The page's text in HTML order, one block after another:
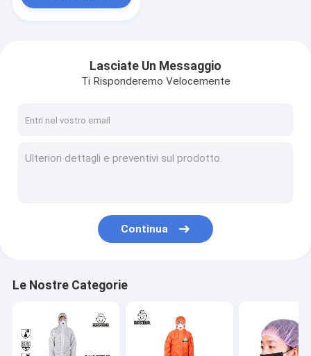
Lasciate Un Messaggio
Ti Risponderemo Velocemente
Continua
Le Nostre Categorie